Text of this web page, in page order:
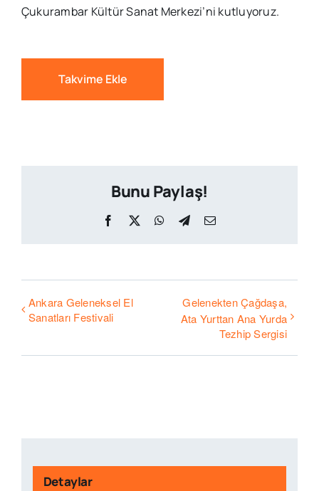
Çukurambar Kültür Sanat Merkezi’ni kutluyoruz.
Takvime Ekle
Bunu Paylaş!
Facebook
X WhatsApp
TelegramEmail
Ankara Geleneksel El
Sanatları Festivali
Gelenekten Çağdaşa,
Ata Yurttan Ana Yurda
Tezhip Sergisi
Detaylar